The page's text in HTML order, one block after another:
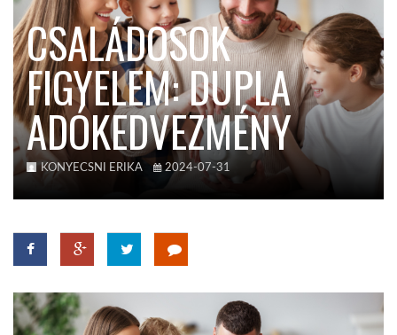
KÖZEL-KELET
AUSZTRÁLIA
A VILÁG ITTHON
GLOBOTV BP
CSALÁDOSOK
FIGYELEM: DUPLA
ADÓKEDVEZMÉNY
KONYECSNI ERIKA 2024-07-31